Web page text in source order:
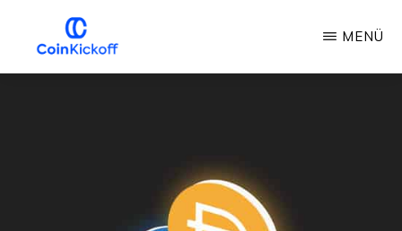
Hauptinhalt
springen
MÜNZANSTOSS
MENÜ